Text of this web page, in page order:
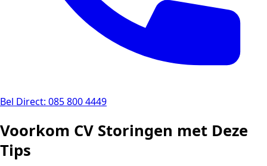
Bel Direct: 085 800 4449
Voorkom CV Storingen met Deze
Tips